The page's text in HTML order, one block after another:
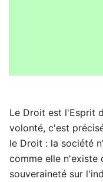
Le Droit est l'Esprit
volonté, c'est
le Droit : la société
comme elle n'existe
souveraineté sur